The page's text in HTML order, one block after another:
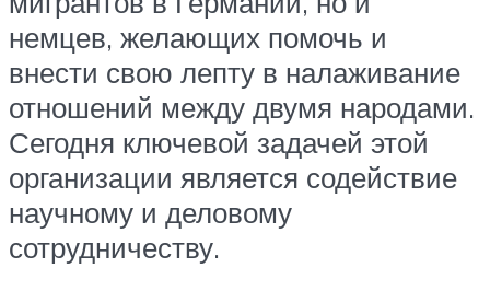
немцев, желающих помочь и
внести свою лепту в налаживание
отношений между двумя народами.
Сегодня ключевой задачей этой
организации является содействие
научному и деловому
сотрудничеству.